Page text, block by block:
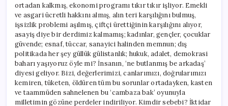
ortadan kalkmış, ekonomi programı tıkır tıkır işliyor. Emekli
ve asgari ücretli hakkını almış, alın teri karşılığını bulmuş,
işsizlik problemi aşılmış, çiftçi ürettiğinin karşılığını alıyor,
asayiş diye bir derdimiz kalmamış; kadınlar, gençler, çocuklar
güvende; esnaf, tüccar, sanayici halinden memnun; dış
politikada her şey güllük gülistanlık; hukuk, adalet, demokrasi
baharı yaşıyoruz öyle mi? İnsanın, ‘ne butlanmış be arkadaş’
diyesi geliyor. Bizi, değerlerimizi, canlarımızı, doğrularımızı
kemiren, tüketen, öldüren tüm bu sorunlar ortadayken, kasten
ve taammüden sahnelenen bu ‘cambaza bak’ oyunuyla
milletimin gözüne perdeler indiriliyor. Kimdir sebebi? İktidar